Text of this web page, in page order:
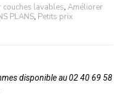
lavables, Améliorer
PLANS, Petits prix
disponible au 02 40 69 58